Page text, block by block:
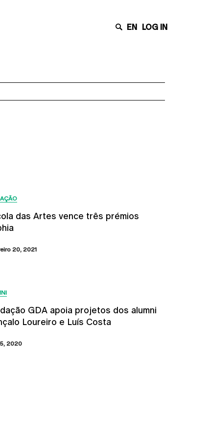
EN LOG IN
das Artes vence três prémios
20, 2021
GDA apoia projetos dos alumni
Loureiro e Luís Costa
2020